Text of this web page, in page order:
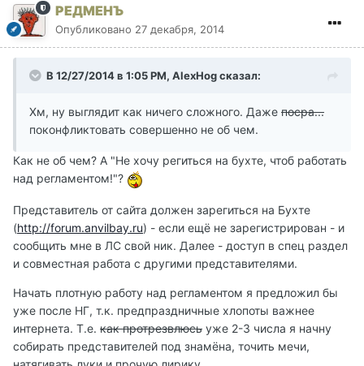
РЕДМЕНЪ
Опубликовано 27 декабря, 2014
В 12/27/2014 в 1:05 PM, AlexHog сказал:
Хм, ну выглядит как ничего сложного. Даже посра...
поконфликтовать совершенно не об чем.
Как не об чем? А "Не хочу региться на бухте, чтоб работать
над регламентом!"?
Представитель от сайта должен зарегиться на Бухте
(http://forum.anvilbay.ru) - если ещё не зарегистрирован - и
сообщить мне в ЛС свой ник. Далее - доступ в спец раздел
и совместная работа с другими представителями.
Начать плотную работу над регламентом я предложил бы
уже после НГ, т.к. предпраздничные хлопоты важнее
интернета. Т.е. как протрезвлюсь уже 2-3 числа я начну
собирать представителей под знамёна, точить мечи,